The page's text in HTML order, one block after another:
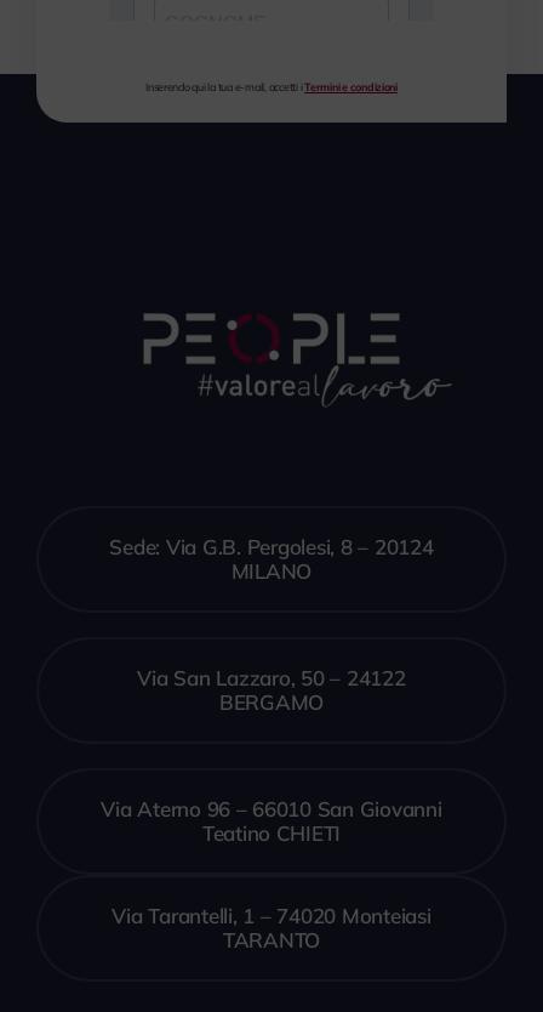
Inserendo qui la tua e-mail, accetti iTermini e condizioni
Sede: Via G.B. Pergolesi, 8 – 20124
MILANO
Via San Lazzaro, 50 – 24122
BERGAMO
Via Aterno 96 – 66010 San Giovanni
Teatino CHIETI
Via Tarantelli, 1 – 74020 Monteiasi
TARANTO